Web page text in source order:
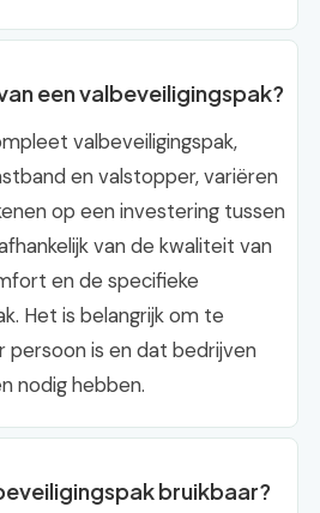
een valbeveiligingspak?
valbeveiligingspak,
en valstopper, variëren
op een investering tussen
van de kwaliteit van
en de specifieke
Het is belangrijk om te
is en dat bedrijven
nodig hebben.
bruikbaar?